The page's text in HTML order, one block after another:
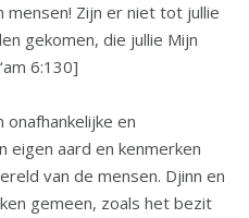
mensen! Zijn er niet tot jullie
gekomen, die jullie Mijn
6:130]
en
eigen aard en kenmerken
van de mensen. Djinn en
gemeen, zoals het bezit